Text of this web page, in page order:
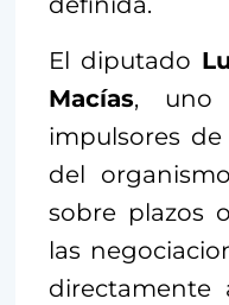
El diputado
Macías, uno
impulsores
del
sobre plazos
las
directamente